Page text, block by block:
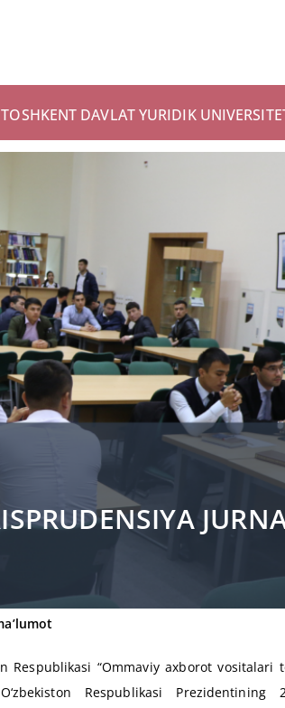
DAVLAT YURIDIK
Respublikasi “Ommaviy axborot vositalari
Respublikasi Prezidentining